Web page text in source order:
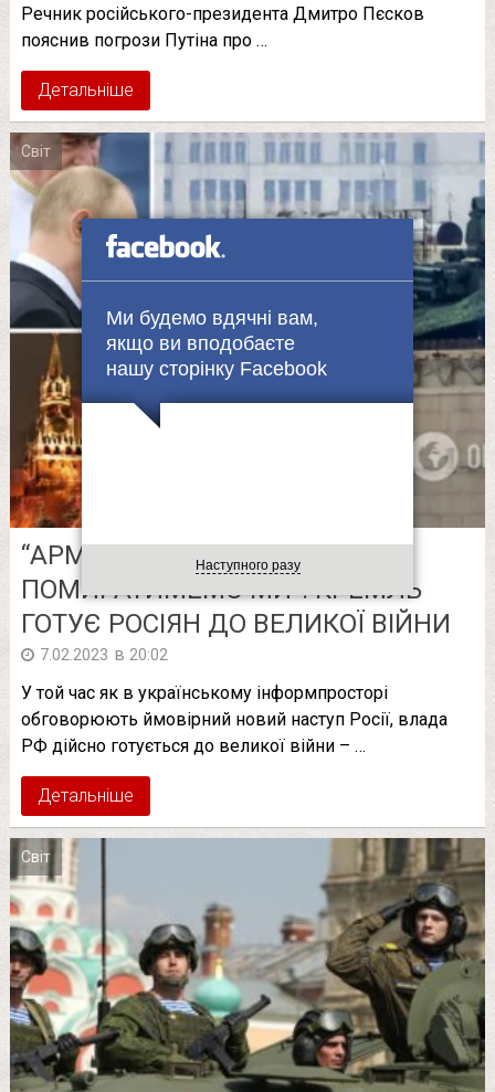
Речник російського-президента Дмитро Пєсков
пояснив погрози Путіна про …
Детальніше
Світ
“АРМІЯ ЗАКІНЧИЛАСЯ, ТЕПЕР
ПОМИРАТИМЕМО МИ”: КРЕМЛЬ
ГОТУЄ РОСІЯН ДО ВЕЛИКОЇ ВІЙНИ
7.02.2023 в 20:02
У той час як в українському інформпросторі
обговорюють ймовірний новий наступ Росії, влада
РФ дійсно готується до великої війни – …
Детальніше
Світ
Ми будемо вдячні вам,
якщо ви вподобаєте
нашу сторінку Facebook
Наступного разу